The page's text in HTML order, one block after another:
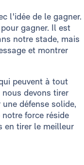
l'idée de le gagner.
gagner. Il est
notre stade, mais
et montrer
peuvent à tout
devons tirer
défense solide,
force réside
en tirer le meilleur